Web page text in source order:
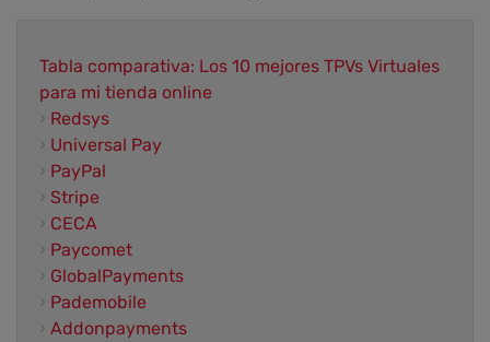
Tabla comparativa: Los 10 mejores TPVs Virtuales
para mi tienda online
› Redsys
› Universal Pay
› PayPal
› Stripe
› CECA
› Paycomet
› GlobalPayments
› Pademobile
› Addonpayments